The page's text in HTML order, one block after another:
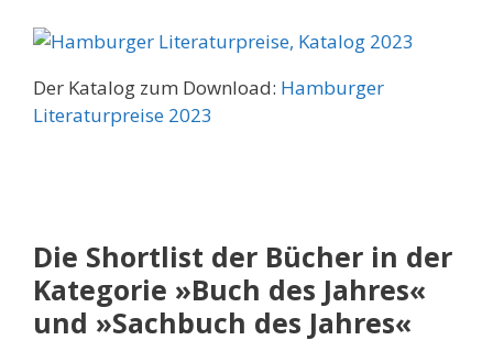
Der Katalog zum Download: Hamburger
Literaturpreise 2023
Die Shortlist der Bücher in der
Kategorie »Buch des Jahres«
und »Sachbuch des Jahres«